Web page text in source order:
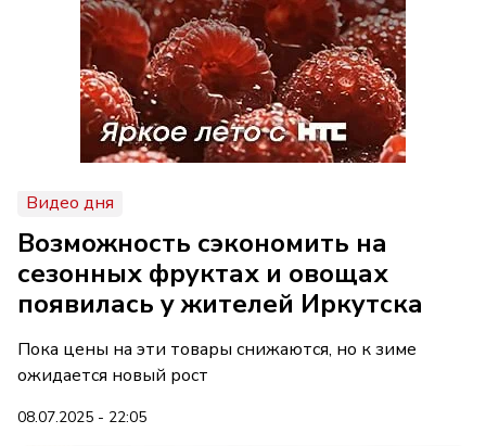
Видео дня
Возможность сэкономить на
сезонных фруктах и овощах
появилась у жителей Иркутска
Пока цены на эти товары снижаются, но к зиме
ожидается новый рост
08.07.2025 - 22:05